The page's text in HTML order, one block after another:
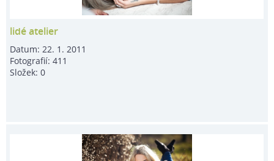
lidé atelier
Datum:22. 1. 2011
Fotografií:411
Složek:0